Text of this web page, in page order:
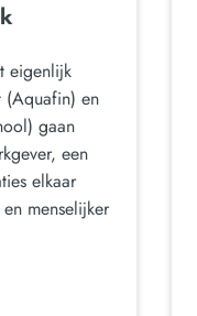
eigenlijk
(Aquafin) en
gaan
een
elkaar
menselijker